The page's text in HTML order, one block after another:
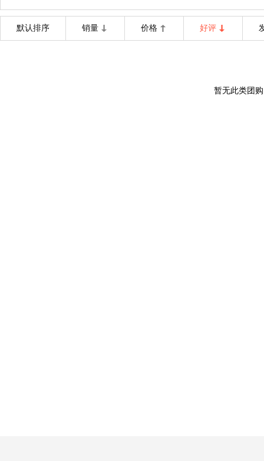
默认排序 销量 价格 好评
暂无此类团